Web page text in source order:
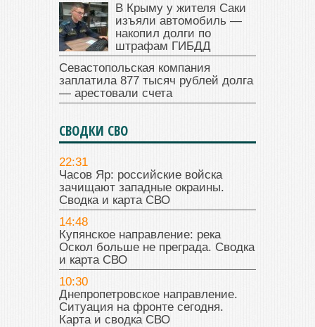
В Крыму у жителя Саки
изъяли автомобиль —
накопил долги по
штрафам ГИБДД
Севастопольская компания
заплатила 877 тысяч рублей долга
— арестовали счета
СВОДКИ СВО
22:31
Часов Яр: российские войска
зачищают западные окраины.
Сводка и карта СВО
14:48
Купянское направление: река
Оскол больше не преграда. Сводка
и карта СВО
10:30
Днепропетровское направление.
Ситуация на фронте сегодня.
Карта и сводка СВО